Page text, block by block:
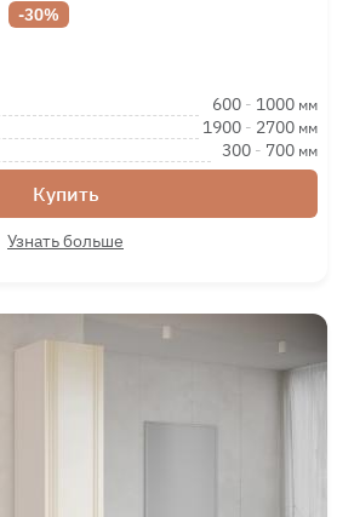
-30%
600 - 1000 мм
1900 - 2700 мм
300 - 700 мм
Купить
Узнать больше